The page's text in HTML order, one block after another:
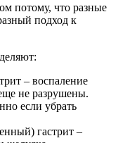
потому, что разные
подход к
– воспаление
не разрушены.
если убрать
гастрит –